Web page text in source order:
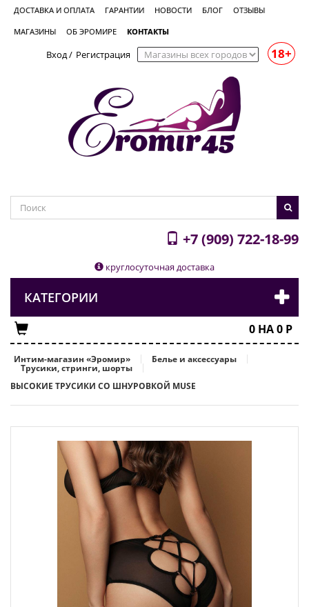
ДОСТАВКА И ОПЛАТА ГАРАНТИИ НОВОСТИ БЛОГ ОТЗЫВЫ
МАГАЗИНЫ ОБ ЭРОМИРЕ КОНТАКТЫ
Вход/ Регистрация 18+
+7 (909) 722-18-99
круглосуточная доставка
КАТЕГОРИИ
0 НА0 Р
Интим-магазин «Эромир» Белье и аксессуары
Трусики, стринги, шорты
ВЫСОКИЕ ТРУСИКИ СО ШНУРОВКОЙ MUSE